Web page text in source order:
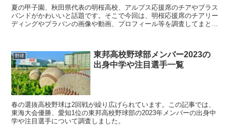
夏の甲子園、秋田県代表の明桜高校、アルプス応援席のチアやブラス
バンドがかわいいと話題です。そこで今回は、明桜応援席のチアリー
ディングやブラバンの画像や動画、プロフィール等を調査してまとめ
野球
東邦高校野球部メンバー2023の
出身中学や注目選手一覧
春の選抜高校野球は2回戦が繰り広げられています。この記事では、
東海大会優勝、愛知1位の東邦高校野球部の2023年メンバーの出身中
学や注目選手について調査しました。